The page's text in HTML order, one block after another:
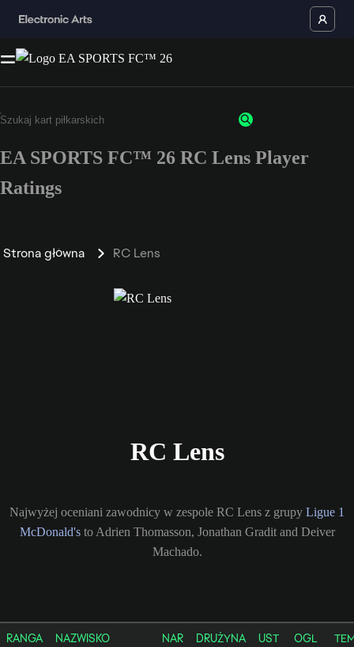
EA SPORTS FC™ 26 RC Lens Player
Ratings
Strona główna RC Lens
RC Lens
Najwyżej oceniani zawodnicy w zespole RC Lens z grupy Ligue 1
McDonald'sto Adrien Thomasson, Jonathan Gradit and Deiver
Machado.
RANGA NAZWISKO NAR DRUŻYNA UST OGL